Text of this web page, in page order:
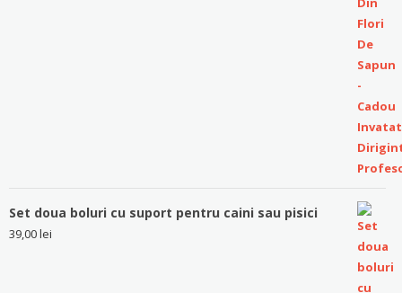
Set doua boluri cu suport pentru caini sau pisici
39,00lei